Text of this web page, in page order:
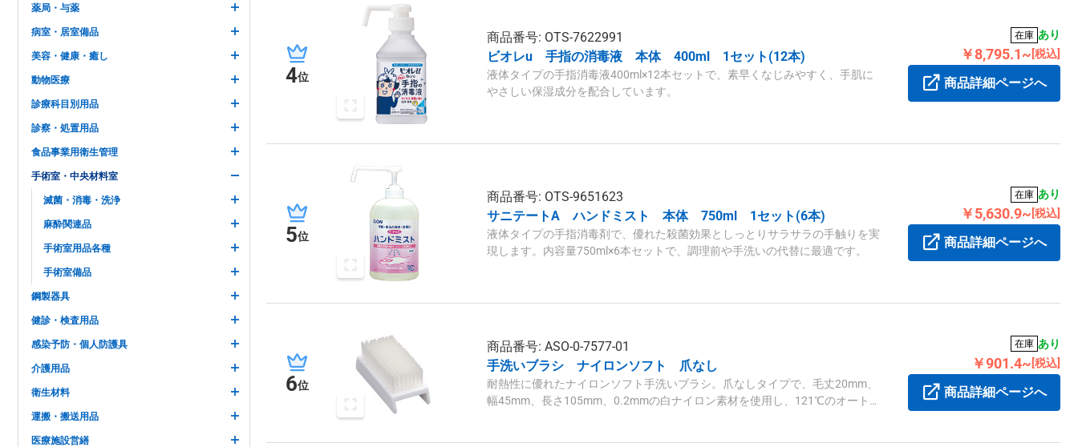
薬局・与薬
病室・居室備品
美容・健康・癒し
動物医療
診療科目別用品
診察・処置用品
食品事業用衛生管理
手術室・中央材料室
滅菌・消毒・洗浄
麻酔関連品
手術室用品各種
手術室備品
鋼製器具
健診・検査用品
感染予防・個人防護具
介護用品
衛生材料
運搬・搬送用品
医療施設営繕
4位
商品番号: OTS-7622991
ビオレu 手指の消毒液 本体 400ml 1セット(12本)
液体タイプの手指消毒液400ml×12本セットで、素早くなじみやすく、手肌に
やさしい保湿成分を配合しています。
在庫 あり
￥8,795.1~ [税込]
商品詳細ページへ
5位
商品番号: OTS-9651623
サニテートA ハンドミスト 本体 750ml 1セット(6本)
液体タイプの手指消毒剤で、優れた殺菌効果としっとりサラサラの手触りを実
現します。内容量750ml×6本セットで、調理前や手洗いの代替に最適です。
在庫 あり
￥5,630.9~ [税込]
商品詳細ページへ
6位
商品番号: ASO-0-7577-01
手洗いブラシ ナイロンソフト 爪なし
耐熱性に優れたナイロンソフト手洗いブラシ。爪なしタイプで、毛丈20mm、
幅45mm、長さ105mm、0.2mmの白ナイロン素材を使用し、121℃のオートク
在庫 あり
￥901.4~[税込]
商品詳細ページへ